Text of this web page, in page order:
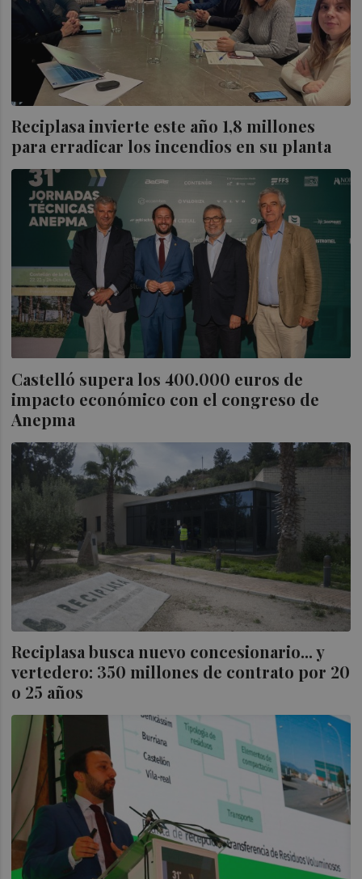
Reciplasa invierte este año 1,8 millones
para erradicar los incendios en su planta
Castelló supera los 400.000 euros de
impacto económico con el congreso de
Anepma
Reciplasa busca nuevo concesionario... y
vertedero: 350 millones de contrato por 20
o 25 años